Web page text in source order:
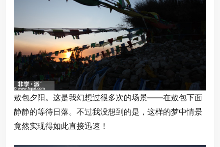
敖包夕阳。这是我幻想过很多次的场景——在敖包下面
静静的等待日落。不过我没想到的是，这样的梦中情景
竟然实现得如此直接迅速！